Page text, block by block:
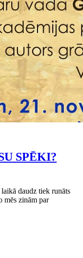
SPĒKI?
daudz tiek runāts
mēs zinām par